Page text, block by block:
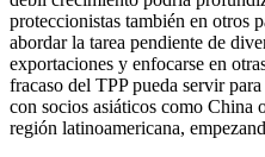
proteccionistas también en otros
abordar la tarea pendiente de
exportaciones y enfocarse en
fracaso del TPP pueda servir
con socios asiáticos como China
región latinoamericana,